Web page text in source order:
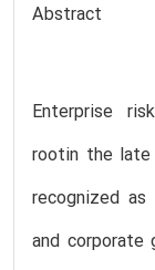
Abstract
Enterprise
rootin the late
recognized
and corporate